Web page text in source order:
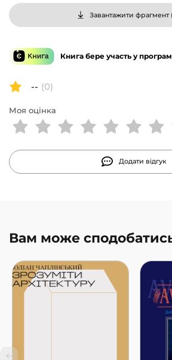
Завантажити фрагмент (
Книга бере участь у
-- (0)
Моя оцінка
Додати відгук
Вам може